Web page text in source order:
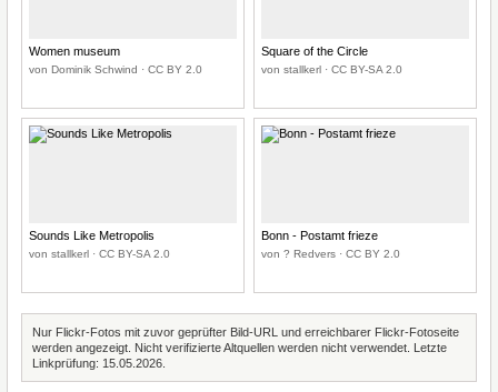
Women museum
von Dominik Schwind · CC BY 2.0
Square of the Circle
von stallkerl · CC BY-SA 2.0
Sounds Like Metropolis
von stallkerl · CC BY-SA 2.0
Bonn - Postamt frieze
von ? Redvers · CC BY 2.0
Nur Flickr-Fotos mit zuvor geprüfter Bild-URL und erreichbarer Flickr-Fotoseite
werden angezeigt. Nicht verifizierte Altquellen werden nicht verwendet. Letzte
Linkprüfung: 15.05.2026.